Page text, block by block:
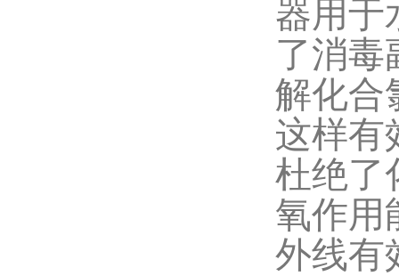
器用于
了消毒
解化合
这样有
杜绝了
氧作用
外线有